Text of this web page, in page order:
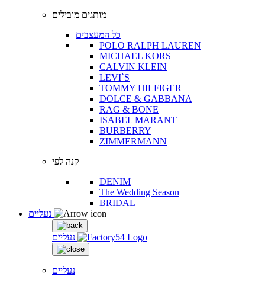
מותגים מובילים
כל המעצבים
POLO RALPH LAUREN
MICHAEL KORS
CALVIN KLEIN
LEVI`S
TOMMY HILFIGER
DOLCE & GABBANA
RAG & BONE
ISABEL MARANT
BURBERRY
ZIMMERMANN
קנה לפי
DENIM
The Wedding Season
BRIDAL
נעליים
נעליים